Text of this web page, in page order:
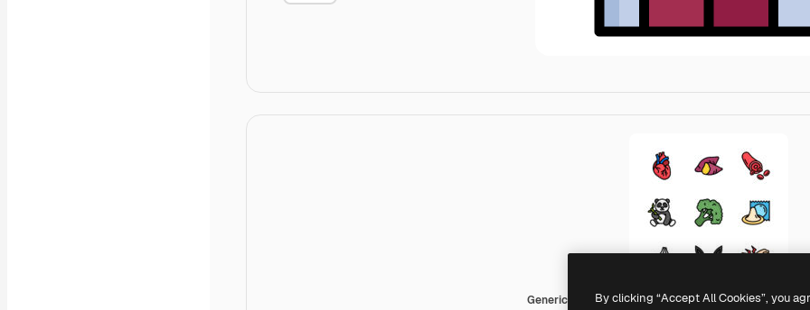
Generic Outline ColorBy clicking “Accept All Cookies”, you